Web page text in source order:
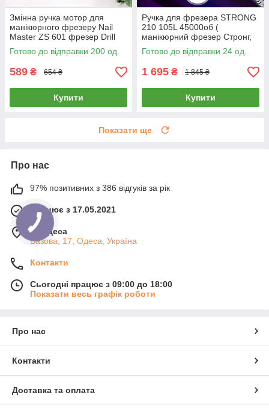
Змінна ручка мотор для
манікюрного фрезеру Nail
Master ZS 601 фрезер Drill
Master ZS 603 45000 ручка
до фрезера
Готово до відправки 200 од.
589 ₴ 654 ₴
Купити
Ручка для фрезера STRONG
210 105L 45000об (
манікюрний фрезер Стронг,
ручка двигун запасна для
манікюру, для машинки
фрейзера )
Готово до відправки 24 од.
1 695 ₴ 1 845 ₴
Купити
Показати ще
Про нас
97% позитивних з 386 відгуків за рік
Працює з 17.05.2021
м. Одеса
Базова, 17, Одеса, Україна
Контакти
Сьогодні працює з 09:00 до 18:00
Показати весь графік роботи
Про нас
Контакти
Доставка та оплата